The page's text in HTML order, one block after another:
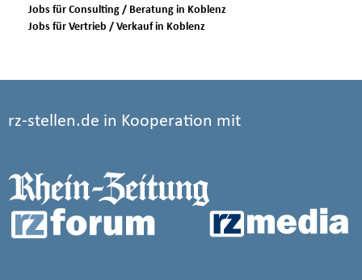
Jobs für Consulting / Beratung in Koblenz
Jobs für Vertrieb / Verkauf in Koblenz
rz-stellen.de in Kooperation mit